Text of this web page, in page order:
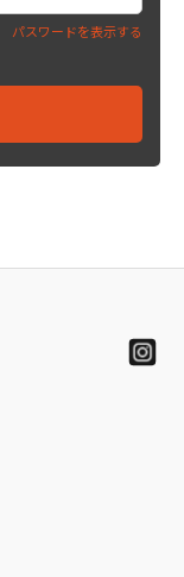
パスワードを表示する